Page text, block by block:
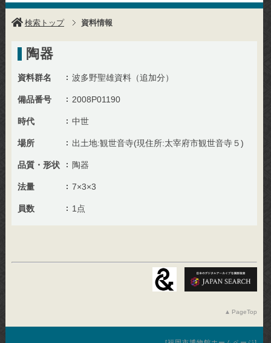
検索トップ 資料情報
陶器
資料群名 波多野聖雄資料（追加分）
備品番号 2008P01190
時代 中世
場所 出土地:観世音寺(現住所:太宰府市観世音寺５)
品質・形状 陶器
法量 7×3×3
員数 1点
PageTop